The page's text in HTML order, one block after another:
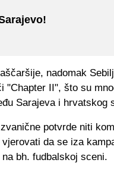
nadomak
"Chapter II", što su
Sarajeva i hrvatskog
potvrde niti
da se iza
bh. fudbalskoj sceni.